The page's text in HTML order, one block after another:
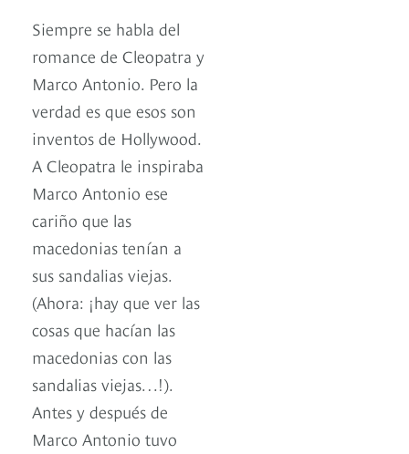
Siempre se habla del
romance de Cleopatra y
Marco Antonio. Pero la
verdad es que esos son
inventos de Hollywood.
A Cleopatra le inspiraba
Marco Antonio ese
cariño que las
macedonias tenían a
sus sandalias viejas.
(Ahora: ¡hay que ver las
cosas que hacían las
macedonias con las
sandalias viejas…!).
Antes y después de
Marco Antonio tuvo